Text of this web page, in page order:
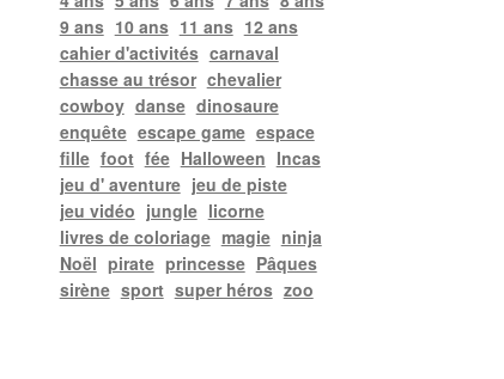
9 ans 10 ans 11 ans 12 ans
cahier d'activités carnaval
chasse au trésor chevalier
cowboy danse dinosaure
enquête escape game espace
fille foot fée Halloween Incas
jeu d' aventure jeu de piste
jeu vidéo jungle licorne
livres de coloriage magie ninja
Noël pirate princesse Pâques
sirène sport super héros zoo